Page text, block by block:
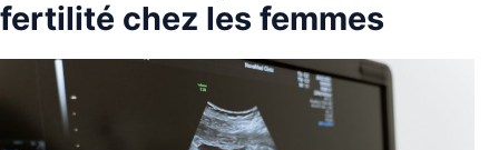
fertilité chez les femmes